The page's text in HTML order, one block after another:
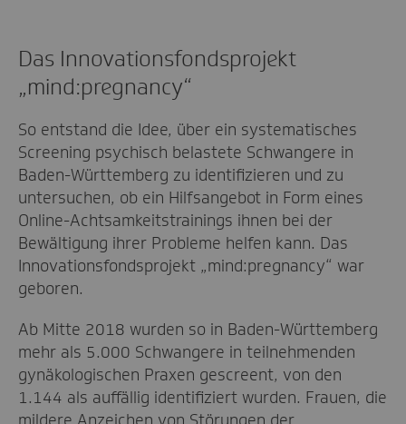
Das Innovationsfondsprojekt
„mind:pregnancy“
So entstand die Idee, über ein systematisches
Screening psychisch belastete Schwangere in
Baden-Württemberg zu identifizieren und zu
untersuchen, ob ein Hilfsangebot in Form eines
Online-Achtsamkeitstrainings ihnen bei der
Bewältigung ihrer Probleme helfen kann. Das
Innovationsfondsprojekt „mind:pregnancy“ war
geboren.
Ab Mitte 2018 wurden so in Baden-Württemberg
mehr als 5.000 Schwangere in teilnehmenden
gynäkologischen Praxen gescreent, von den
1.144 als auffällig identifiziert wurden. Frauen, die